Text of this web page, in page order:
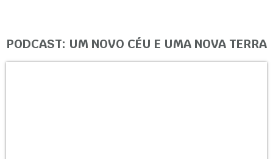
PODCAST: UM NOVO CÉU E UMA NOVA TERRA